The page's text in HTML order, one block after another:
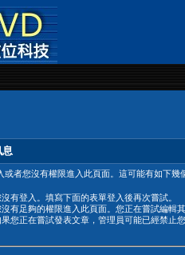
息
或者您沒有權限進入此頁面。這可能有如下幾
沒有登入。填寫下面的表單登入後再次嘗試。
沒有足夠的權限進入此頁面。您正在嘗試編輯
果您正在嘗試發表文章，管理員可能已經禁止